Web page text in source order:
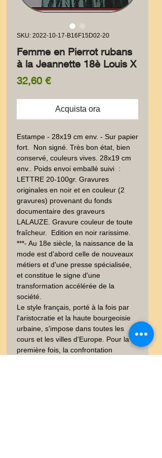
SKU: 2022-10-17-B16F15D02-20
Femme en Pierrot rubans
à la Jeannette 18è Louis X
32,60 €Prezzo
Acquista ora
Estampe - 28x19 cm env. - Sur papier
fort.  Non signé. Très bon état, bien
conservé, couleurs vives. 28x19 cm
env.. Poids envoi emballé suivi  :
LETTRE 20-100gr. Gravures
originales en noir et en couleur (2
gravures) provenant du fonds
documentaire des graveurs
LALAUZE. Gravure couleur de toute
fraîcheur.  Edition en noir rarissime.
***- Au 18e siècle, la naissance de la
mode est d'abord celle de nouveaux
métiers et d'une presse spécialisée,
et constitue le signe d'une
transformation accélérée de la
société.
Le style français, porté à la fois par
l'aristocratie et la haute bourgeoisie
urbaine, s'impose dans toutes les
cours et les villes d'Europe. Pour la
première fois, la confrontation